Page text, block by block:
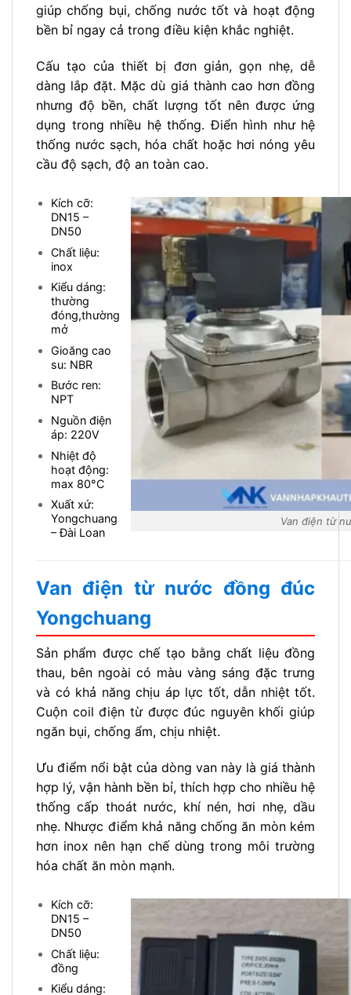
giúp chống bụi, chống nước tốt và hoạt động
bền bỉ ngay cả trong điều kiện khắc nghiệt.
Cấu tạo của thiết bị đơn giản, gọn nhẹ, dễ
dàng lắp đặt. Mặc dù giá thành cao hơn đồng
nhưng độ bền, chất lượng tốt nên được ứng
dụng trong nhiều hệ thống. Điển hình như hệ
thống nước sạch, hóa chất hoặc hơi nóng yêu
cầu độ sạch, độ an toàn cao.
Kích cỡ:
DN15 –
DN50
Chất liệu:
inox
Kiểu dáng:
thường
đóng,thường
mở
Gioăng cao
su: NBR
Bước ren:
NPT
Nguồn điện
áp: 220V
Nhiệt độ
hoạt động:
max 80°C
Xuất xứ:
Yongchuang
– Đài Loan
Van điện từ
Van điện từ nước đồng đúc
Yongchuang
Sản phẩm được chế tạo bằng chất liệu đồng
thau, bên ngoài có màu vàng sáng đặc trưng
và có khả năng chịu áp lực tốt, dẫn nhiệt tốt.
Cuộn coil điện từ được đúc nguyên khối giúp
ngăn bụi, chống ẩm, chịu nhiệt.
Ưu điểm nổi bật của dòng van này là giá thành
hợp lý, vận hành bền bỉ, thích hợp cho nhiều hệ
thống cấp thoát nước, khí nén, hơi nhẹ, dầu
nhẹ. Nhược điểm khả năng chống ăn mòn kém
hơn inox nên hạn chế dùng trong môi trường
hóa chất ăn mòn mạnh.
Kích cỡ:
DN15 –
DN50
Chất liệu:
đồng
Kiểu dáng: